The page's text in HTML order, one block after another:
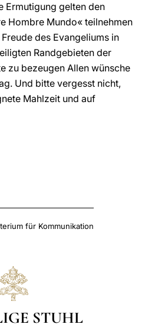
Ermutigung gelten den
Hombre Mundo« teilnehmen
des Evangeliums in
Randgebieten der
zu bezeugen Allen wünsche
Und bitte vergesst nicht,
Mahlzeit und auf
für Kommunikation
STUHL